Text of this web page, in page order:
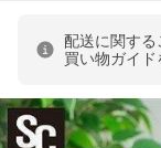
配送に関す
買い物ガイド